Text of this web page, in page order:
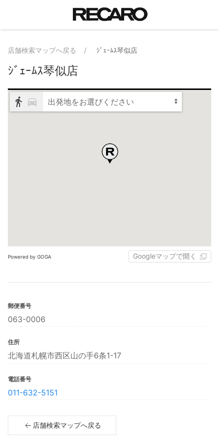
店舗検索マップへ戻る ｼﾞｪｰﾑｽ琴似店
ｼﾞｪｰﾑｽ琴似店
出発地をお選びください
Powered by GOGA Googleマップで開く
郵便番号
063-0006
住所
北海道札幌市西区山の手6条1-17
電話番号
011-632-5151
店舗検索マップへ戻る